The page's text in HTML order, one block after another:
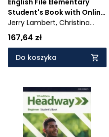
English File Elementary
Student's Book with Online
Practice
Jerry Lambert, Christina
Latham-Koenig,
Oxenden
167,64 zł
Do koszyka